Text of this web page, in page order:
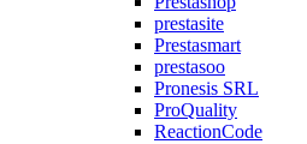
prestasite
Prestasmart
prestasoo
Pronesis SRL
ProQuality
ReactionCode